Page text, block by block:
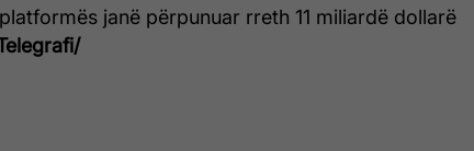
janë përpunuar rreth 11 miliardë dollarë